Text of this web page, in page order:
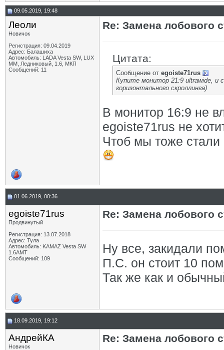
09.05.2019, 19:48
Леоли
Новичок
Регистрация: 09.04.2019
Адрес: Балашиха
Автомобиль: LADA Vesta SW, LUX
MM, Ледниковый, 1.6, МКП
Сообщений: 11
Re: Замена лобового
Цитата:
Сообщение от egoiste71rus
Купите монитор 21:9 ultrawide, и
горизонтального скроллинга)
В монитор 16:9 не
egoiste71rus не
Чтоб мы тоже
01.06.2019, 00:36
egoiste71rus
Продвинутый
Регистрация: 13.07.2018
Адрес: Тула
Автомобиль: KAMAZ Vesta SW
1.6AMT
Сообщений: 109
Re: Замена лобового
Ну все, закидали
П.С. он стоит 10
Так же как и
18.09.2019, 19:12
АндрейКА
Новичок
Re: Замена лобового